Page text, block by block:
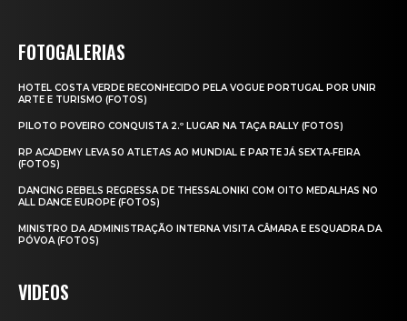
FOTOGALERIAS
HOTEL COSTA VERDE RECONHECIDO PELA VOGUE PORTUGAL POR UNIR
ARTE E TURISMO (FOTOS)
PILOTO POVEIRO CONQUISTA 2.º LUGAR NA TAÇA RALLY (FOTOS)
RP ACADEMY LEVA 50 ATLETAS AO MUNDIAL E PARTE JÁ SEXTA‑FEIRA
(FOTOS)
DANCING REBELS REGRESSA DE THESSALONIKI COM OITO MEDALHAS NO
ALL DANCE EUROPE (FOTOS)
MINISTRO DA ADMINISTRAÇÃO INTERNA VISITA CÂMARA E ESQUADRA DA
PÓVOA (FOTOS)
VIDEOS